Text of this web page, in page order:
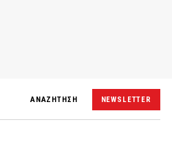
ΑΝΑΖΗΤΗΣΗ NEWSLETTER